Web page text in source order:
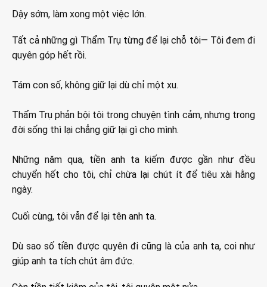
Dậy sớm, làm xong một việc lớn.
Tất cả những gì Thẩm Trụ từng để lại chỗ tôi— Tôi đem đi
quyên góp hết rồi.
Tám con số, không giữ lại dù chỉ một xu.
Thẩm Trụ phản bội tôi trong chuyện tình cảm, nhưng trong
đời sống thì lại chẳng giữ lại gì cho mình.
Những năm qua, tiền anh ta kiếm được gần như đều
chuyển hết cho tôi, chỉ chừa lại chút ít để tiêu xài hằng
ngày.
Cuối cùng, tôi vẫn để lại tên anh ta.
Dù sao số tiền được quyên đi cũng là của anh ta, coi như
giúp anh ta tích chút âm đức.